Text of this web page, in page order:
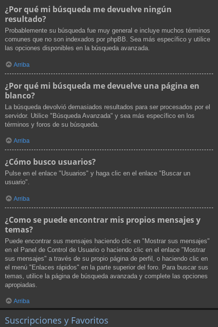
¿Por qué mi búsqueda me devuelve ningún
resultado?
Probablemente su búsqueda fue muy general e incluye muchos términos
comunes que no son indexados por phpBB. Sea más específico y utilice
las opciones disponibles en la búsqueda avanzada.
Arriba
¿Por qué mi búsqueda me devuelve una página en
blanco?
La búsqueda devolvió demasiados resultados para ser procesados por el
servidor. Utilice "Búsqueda Avanzada" y sea más específico en los
términos y foros de su búsqueda.
Arriba
¿Cómo busco usuarios?
Pulse en el enlace "Usuarios" y haga clic en el enlace "Buscar un
usuario".
Arriba
¿Como se puede encontrar mis propios mensajes y
temas?
Puede encontrar sus mensajes haciendo clic en "Mostrar sus mensajes"
en el Panel de Control de Usuario o haciendo clic en el enlace "Mostrar
sus mensajes" a través de su propio página de perfil, o haciendo clic en
el menú "Enlaces rápidos" en la parte superior del foro. Para buscar sus
temas, utilice la página de búsqueda avanzada y complete las opciones
apropiadas.
Arriba
Suscripciones y Favoritos